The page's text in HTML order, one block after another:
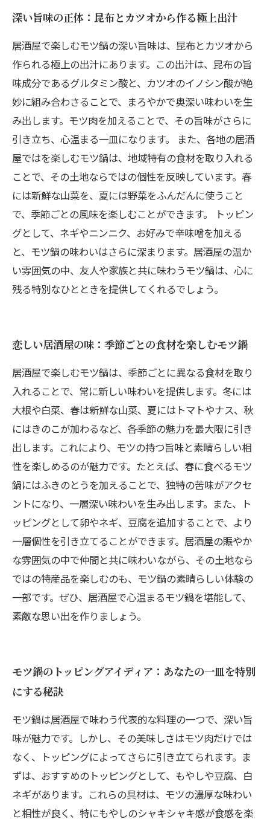
深い旨味の正体：昆布とカツオから作る極上出汁
居酒屋で楽しむモツ鍋の深い旨味は、昆布とカツオから
作られる極上の出汁にあります。この出汁は、昆布の旨
味成分であるグルタミン酸と、カツオのイノシン酸が絶
妙に組み合わさることで、まろやかで奥深い味わいを生
み出します。モツ肉を加えることで、その旨味がさらに
引き立ち、心温まる一皿になります。 また、各地の居酒
屋ではを楽しむモツ鍋は、地域特有の食材を取り入れる
ことで、その土地ならではの個性を反映しています。春
には新鮮な山菜を、夏には野菜をふんだんに使うこと
で、季節ごとの風味を楽しむことができます。 トッピン
グとして、ネギやニンニク、お好みで辛味噌を加える
と、モツ鍋の味わいはさらに深まります。居酒屋の温か
い雰囲気の中、友人や家族と共に味わうモツ鍋は、心に
残る特別なひとときを提供してくれるでしょう。
恋しい居酒屋の味：季節ごとの食材を楽しむモツ鍋
居酒屋で楽しむモツ鍋は、季節ごとに異なる食材を取り
入れることで、常に新しい味わいを提供します。冬には
大根や白菜、春は新鮮な山菜、夏にはトマトやナス、秋
にはきのこが加わるなど、各季節の魅力を最大限に引き
出します。これにより、モツの持つ旨味と素晴らしい相
性を楽しめるのが魅力です。たとえば、春に食べるモツ
鍋にはふきのとうを加えることで、独特の苦味がアクセ
ントになり、一層深い味わいを生み出します。また、ト
ッピングとして卵やネギ、豆腐を追加することで、より
一層個性を引き立てることができます。居酒屋の賑やか
な雰囲気の中で仲間と共に味わいながら、その土地なら
ではの特産品を楽しむのも、モツ鍋の素晴らしい体験の
一部です。ぜひ、居酒屋で心温まるモツ鍋を堪能して、
素敵な思い出を作りましょう。
モツ鍋のトッピングアイディア：あなたの一皿を特別
にする秘訣
モツ鍋は居酒屋で味わう代表的な料理の一つで、深い旨
味が魅力です。しかし、その美味しさはモツ肉だけでは
なく、トッピングによってさらに引き立てられます。ま
ずは、おすすめのトッピングとして、もやしや豆腐、白
ネギがあります。これらの具材は、モツの濃厚な味わい
と相性が良く、特にもやしのシャキシャキ感が食感を楽